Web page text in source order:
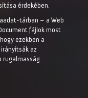
érdekében.
tárban – a Web
fájlok most
ezekben a
az
rugalmasság